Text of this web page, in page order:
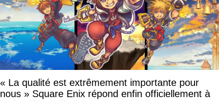
« La qualité est extrêmement importante pour
nous » Square Enix répond enfin officiellement à